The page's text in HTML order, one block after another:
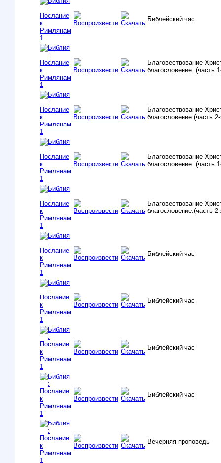
Библейский час
Благовествование
благословение. (часть
Благовествование
благословение.(часть
Благовествование
благословение. (часть
Благовествование
благословение.(часть
Библейский час
Библейский час
Библейский час
Библейский час
Вечерняя проповедь